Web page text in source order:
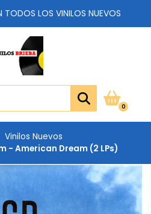
TODOS LOS VINILOS NUEVOS
0
Vinilos Nuevos
- American Dream (2 LPs)